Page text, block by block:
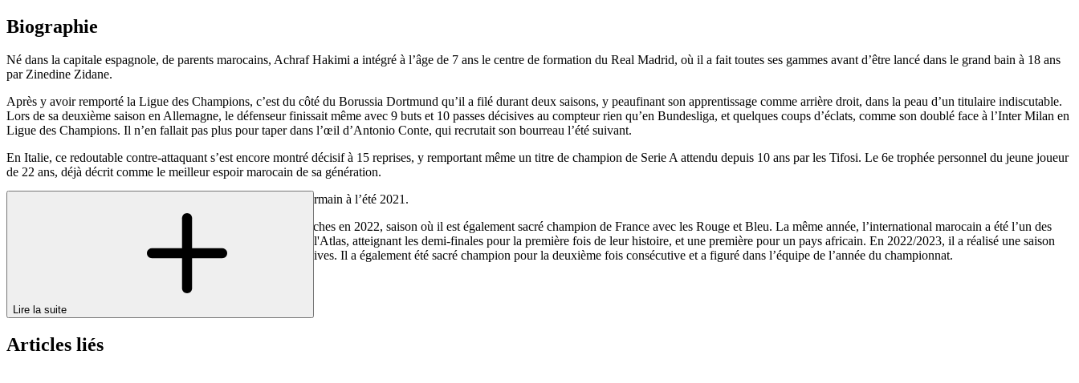
Biographie
Né dans la capitale espagnole, de parents marocains, Achraf Hakimi a intégré à l’âge de 7 ans le centre de formation du Real Madrid, où il a fait toutes ses gammes avant d’être lancé dans le grand bain à 18 ans
par Zinedine Zidane.
Après y avoir remporté la Ligue des Champions, c’est du côté du Borussia Dortmund qu’il a filé durant deux saisons, y peaufinant son apprentissage comme arrière droit, dans la peau d’un titulaire indiscutable.
Lors de sa deuxième saison en Allemagne, le défenseur finissait même avec 9 buts et 10 passes décisives au compteur rien qu’en Bundesliga, et quelques coups d’éclats, comme son doublé face à l’Inter Milan en
Ligue des Champions. Il n’en fallait pas plus pour taper dans l’œil d’Antonio Conte, qui recrutait son bourreau l’été suivant.
En Italie, ce redoutable contre-attaquant s’est encore montré décisif à 15 reprises, y remportant même un titre de champion de Serie A attendu depuis 10 ans par les Tifosi. Le 6e trophée personnel du jeune joueur
de 22 ans, déjà décrit comme le meilleur espoir marocain de sa génération.
Fraîchement sacré, Hakimi a été recruté par le Paris Saint-Germain à l’été 2021.
Il a intégré rapidement le onze parisien où il a disputé 40 matches en 2022, saison où il est également sacré champion de France avec les Rouge et Bleu. La même année, l’international marocain a été l’un des
artisans d’une Coupe du monde historique pour les Lions de l'Atlas, atteignant les demi-finales pour la première fois de leur histoire, et une première pour un pays africain. En 2022/2023, il a réalisé une saison
pleine avec 39 matches disputés pour 5 buts et 5 passes décisives. Il a également été sacré champion pour la deuxième fois consécutive et a figuré dans l’équipe de l’année du championnat.
Lire la suite
Articles liés